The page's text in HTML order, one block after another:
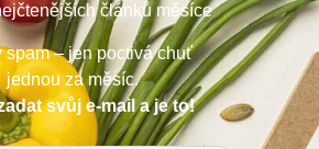
článků měsíce
spam – jen poctivá chuť
jednou za měsíc.
svůj e-mail a je to!